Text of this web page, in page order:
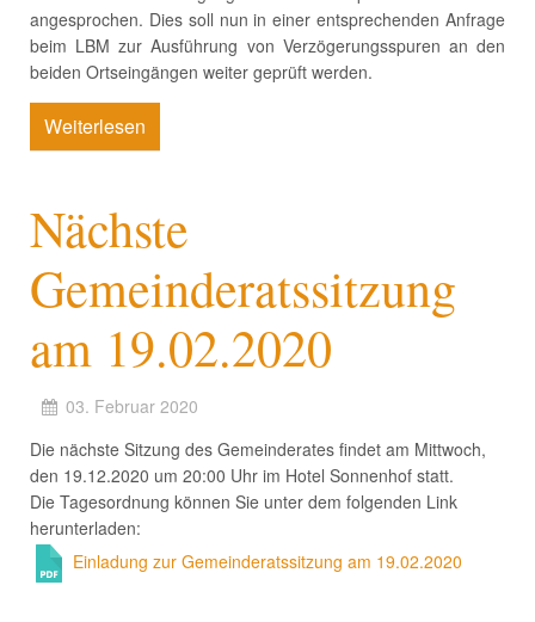
angesprochen. Dies soll nun in einer entsprechenden Anfrage
beim LBM zur Ausführung von Verzögerungsspuren an den
beiden Ortseingängen weiter geprüft werden.
Weiterlesen
Nächste
Gemeinderatssitzung
am 19.02.2020
03. Februar 2020
Die nächste Sitzung des Gemeinderates findet am Mittwoch,
den 19.12.2020 um 20:00 Uhr im Hotel Sonnenhof statt.
Die Tagesordnung können Sie unter dem folgenden Link
herunterladen:
Einladung zur Gemeinderatssitzung am 19.02.2020